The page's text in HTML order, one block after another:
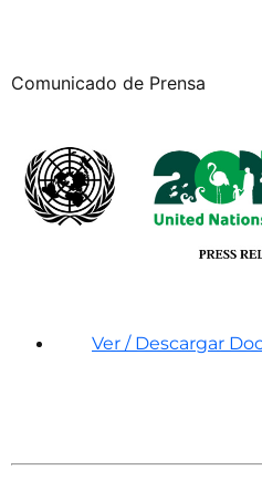
Comunicado de Prensa
Ver / Descargar